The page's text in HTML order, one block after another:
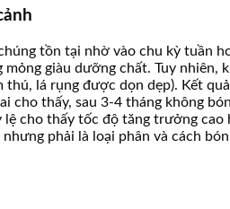
tồn tại nhờ vào chu kỳ tuần
giàu dưỡng chất. Tuy nhiên,
lá rụng được dọn dẹp). Kết
thấy, sau 3-4 tháng không
cho thấy tốc độ tăng trưởng cao
phải là loại phân và cách